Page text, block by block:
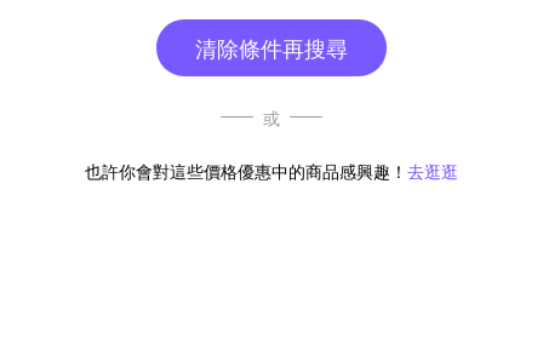
清除條件再搜尋
或
也許你會對這些價格優惠中的商品感興趣！ 去逛逛